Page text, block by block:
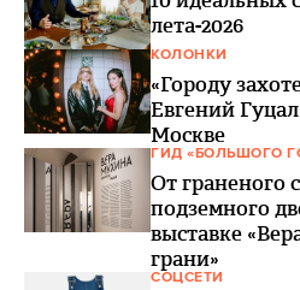
лета-2026
КОЛОНКИ
«Городу
Евгений
Москве
ГИД «БОЛЬШОГО
От граненого
подземного
выставке
грани»
СОЦСЕТИ